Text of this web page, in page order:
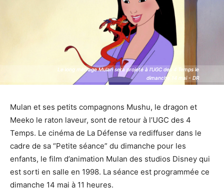
Le long métrage Mulan sera projeté à l'UGC des 4 Temps le
dimanche 14 mai - DR
Le long métrage Mulan sera projeté à l'UGC des 4 Temps le
dimanche 14 mai - DR
Mulan et ses petits compagnons Mushu, le dragon et
Meeko le raton laveur, sont de retour à l’UGC des 4
Temps. Le cinéma de La Défense va rediffuser dans le
cadre de sa “Petite séance” du dimanche pour les
enfants, le film d’animation Mulan des studios Disney qui
est sorti en salle en 1998. La séance est programmée ce
dimanche 14 mai à 11 heures.